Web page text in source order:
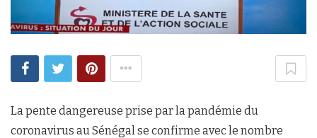
La pente dangereuse prise par la pandémie du
coronavirus au Sénégal se confirme avec le nombre